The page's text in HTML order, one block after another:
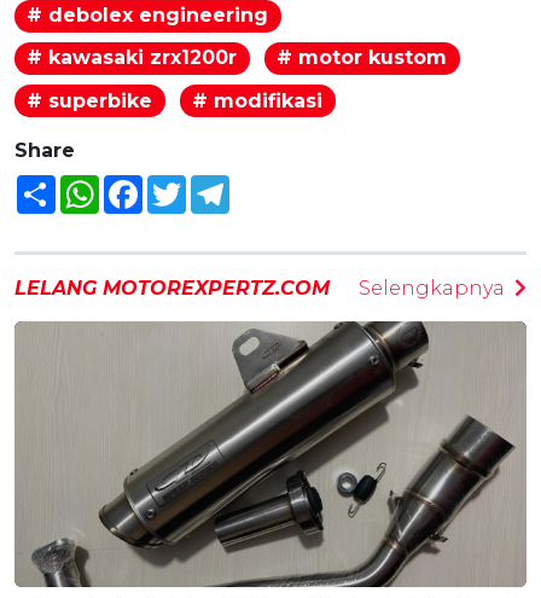
# debolex engineering
# kawasaki zrx1200r
# motor kustom
# superbike
# modifikasi
Share
Share WhatsAppFacebook
Twitter
LELANG MOTOREXPERTZ.COM Selengkapnya